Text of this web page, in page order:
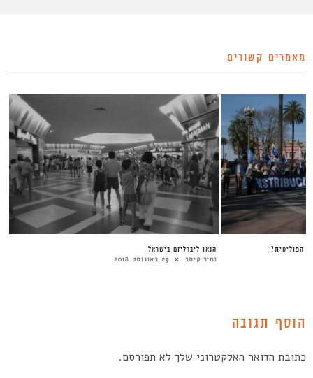
מאמרים קשורים
הנאו ליברליזם בישראל
נמיר קיסר 29 באוגוסט 2018
הפוליטית?
הוסף תגובה
כתובת הדואר האלקטרוני שלך לא תפורסם.